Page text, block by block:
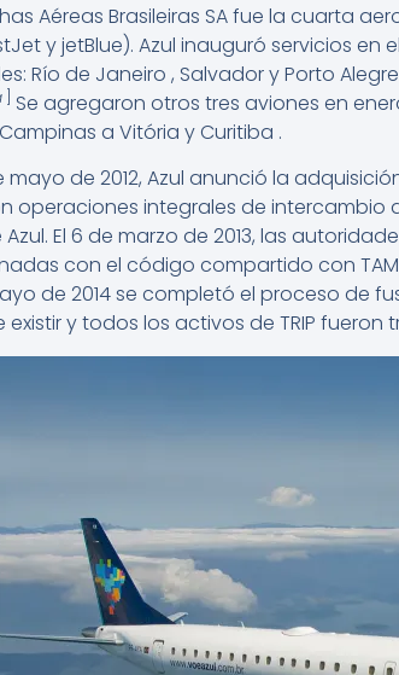
Aéreas Brasileiras SA fue la cuarta
y jetBlue). Azul inauguró servicios
Río de Janeiro , Salvador y Porto
Se agregaron otros tres aviones en
a Vitória y Curitiba .
mayo de 2012, Azul anunció la
operaciones integrales de intercambio
Azul. El 6 de marzo de 2013, las
con el código compartido con
de 2014 se completó el proceso de
existir y todos los activos de TRIP fueron